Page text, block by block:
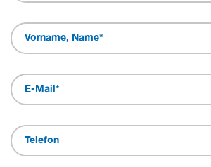
Vorname, Name*
E-Mail*
Telefon